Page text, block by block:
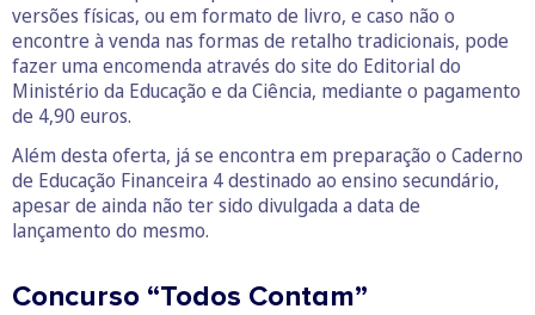
versões físicas, ou em formato de livro, e caso não o
encontre à venda nas formas de retalho tradicionais, pode
fazer uma encomenda através do site do Editorial do
Ministério da Educação e da Ciência, mediante o pagamento
de 4,90 euros.
Além desta oferta, já se encontra em preparação o Caderno
de Educação Financeira 4 destinado ao ensino secundário,
apesar de ainda não ter sido divulgada a data de
lançamento do mesmo.
Concurso “Todos Contam”